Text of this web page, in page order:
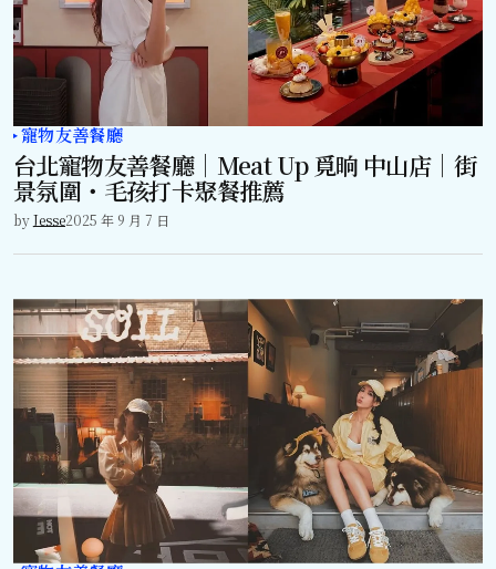
寵物友善餐廳
台北寵物友善餐廳｜Meat Up 覓晌 中山店｜街
景氛圍・毛孩打卡聚餐推薦
byJesse2025 年 9 月 7 日